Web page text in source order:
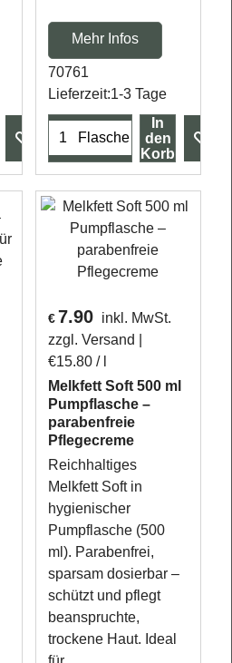
Mehr Infos
70761
Lieferzeit:1-3 Tage
Flasche
In
den
Korb
€7.90 inkl. MwSt.
zzgl. Versand
€15.80 / l
Melkfett Soft 500 ml
Pumpflasche –
parabenfreie
Pflegecreme
Reichhaltiges
Melkfett Soft in
hygienischer
Pumpflasche (500
ml). Parabenfrei,
sparsam dosierbar –
schützt und pflegt
beanspruchte,
trockene Haut. Ideal